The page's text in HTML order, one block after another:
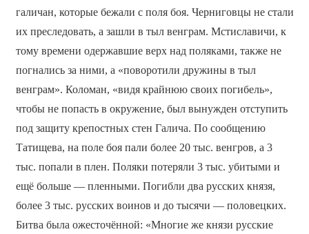
галичан, которые бежали с поля боя. Черниговцы не стали
их преследовать, а зашли в тыл венграм. Мстиславичи, к
тому времени одержавшие верх над поляками, также не
погнались за ними, а «поворотили дружины в тыл
венграм». Коломан, «видя крайнюю своих погибель»,
чтобы не попасть в окружение, был вынужден отступить
под защиту крепостных стен Галича. По сообщению
Татищева, на поле боя пали более 20 тыс. венгров, а 3
тыс. попали в плен. Поляки потеряли 3 тыс. убитыми и
ещё больше — пленными. Погибли два русских князя,
более 3 тыс. русских воинов и до тысячи — половецких.
Битва была ожесточённой: «Многие же князи русские